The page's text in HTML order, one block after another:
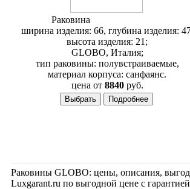
Раковина
ширина изделия: 66, глубина изделия:
высота изделия: 21;
GLOBO, Италия;
тип раковины: полувстраиваемые,
материал корпуса: санфаянс.
цена от8840 руб.
Раковины GLOBO: цены, описания,
Luxgarant.ru по выгодной цене с